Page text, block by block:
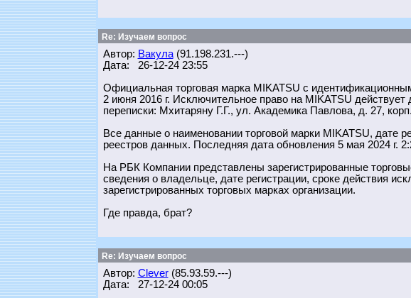
Re: Изучаем вопрос
Автор: Вакула(91.198.231.---)
Дата: 26-12-24 23:55
Официальная торговая марка MIKATSU с
2 июня 2016 г. Исключительное право на MIKATSU
переписки: Мхитаряну Г.Г., ул. Академика Павлова, д. 27,
Все данные о наименовании торговой марки MIKATSU, дате
реестров данных. Последняя дата обновления 5 мая 2024 г.
На РБК Компании представлены зарегистрированные
сведения о владельце, дате регистрации, сроке действия
зарегистрированных торговых марках организации.
Где правда, брат?
Re: Изучаем вопрос
Автор: Clever(85.93.59.---)
Дата: 27-12-24 00:05